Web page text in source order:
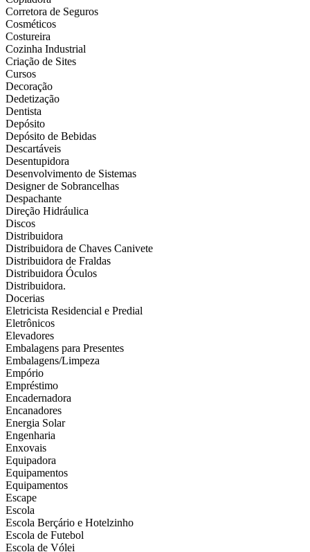
Corretora de Seguros
Cosméticos
Costureira
Cozinha Industrial
Criação de Sites
Cursos
Decoração
Dedetização
Dentista
Depósito
Depósito de Bebidas
Descartáveis
Desentupidora
Desenvolvimento de Sistemas
Designer de Sobrancelhas
Despachante
Direção Hidráulica
Discos
Distribuidora
Distribuidora de Chaves Canivete
Distribuidora de Fraldas
Distribuidora Óculos
Distribuidora.
Docerias
Eletricista Residencial e Predial
Eletrônicos
Elevadores
Embalagens para Presentes
Embalagens/Limpeza
Empório
Empréstimo
Encadernadora
Encanadores
Energia Solar
Engenharia
Enxovais
Equipadora
Equipamentos
Equipamentos
Escape
Escola
Escola Berçário e Hotelzinho
Escola de Futebol
Escola de Vólei